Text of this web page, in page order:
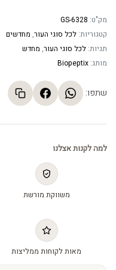
מק"ט: GS-6328
קטגוריות: לכל סוגי העור, מחדשים
תגיות: לכל סוגי העור, מחדש
מותג: Biopeptix
שתפו:
למה לקנות אצלנו
משווקת מורשת
מאות לקוחות ממליצות